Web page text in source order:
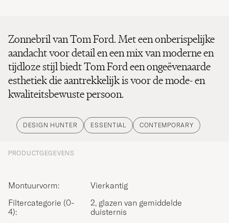
Zonnebril van Tom Ford. Met een onberispelijke
aandacht voor detail en een mix van moderne en
tijdloze stijl biedt Tom Ford een ongeëvenaarde
esthetiek die aantrekkelijk is voor de mode- en
kwaliteitsbewuste persoon.
DESIGN HUNTER ESSENTIAL CONTEMPORARY
PRODUCTGEGEVENS
Montuurvorm:
Vierkantig
Filtercategorie (0-
4):
2, glazen van gemiddelde
duisternis